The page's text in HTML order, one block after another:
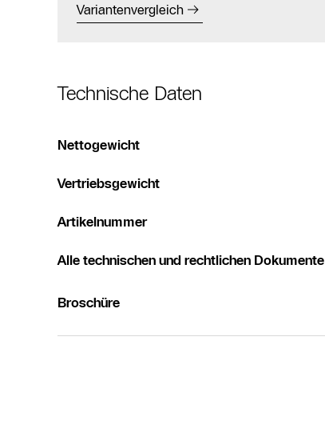
Variantenvergleich
Technische Daten
Nettogewicht
Vertriebsgewicht
Artikelnummer
Alle technischen und rechtlichen Dokumente
Broschüre